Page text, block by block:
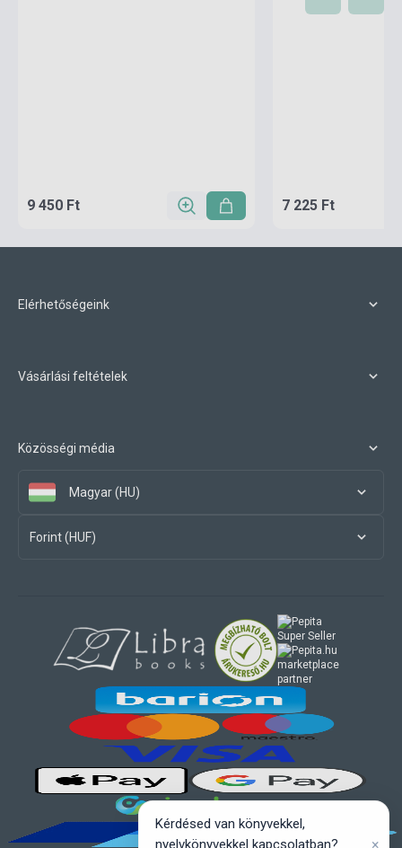
9 450 Ft 7 225 Ft
Elérhetőségeink
Vásárlási feltételek
Közösségi média
Magyar (HU)
Forint (HUF)
marketplace
partner
Kérdésed van könyvekkel,
nyelvkönyvekkel kapcsolatban?
×